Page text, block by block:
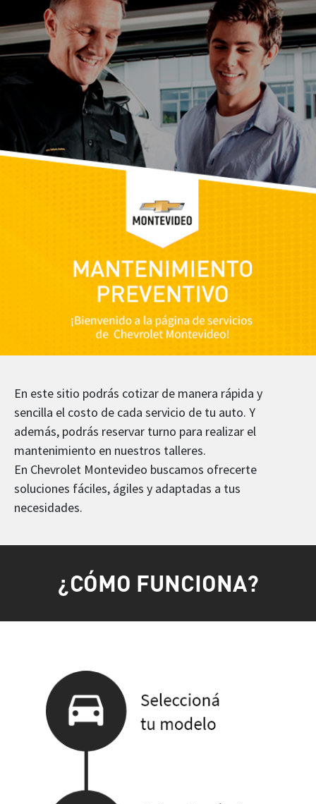
En este sitio podrás cotizar de manera rápida y
sencilla el costo de cada servicio de tu auto. Y
además, podrás reservar turno para realizar el
mantenimiento en nuestros talleres.
En Chevrolet Montevideo buscamos ofrecerte
soluciones fáciles, ágiles y adaptadas a tus
necesidades.
¿CÓMO FUNCIONA?